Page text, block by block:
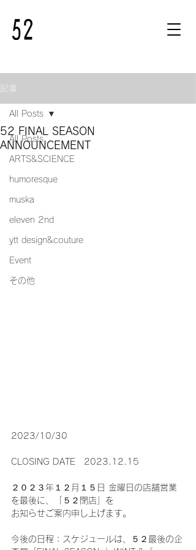
記事
All Posts
ARTS&SCIENCE
humoresque
muska
eleven 2nd
ytt design&couture
Event
その他
All Posts
52 FINAL SEASON
ANNOUNCEMENT
2023/10/30
CLOSING DATE　2023.12.15
２０２３年１２月１５日 金曜日の店舗営業
を最後に、「５２閉店」を
お知らせご案内申し上げます。
今後の日程：スケジュールは、５２最後の企